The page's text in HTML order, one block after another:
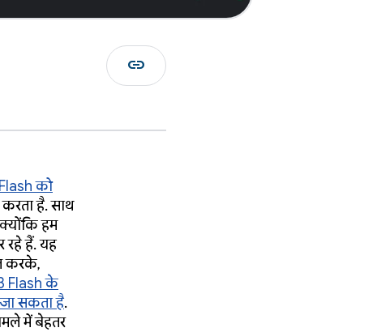
link
को
है. साथ
हम
रहे हैं. यह
करके,
Flash के
सकता है.
में बेहतर